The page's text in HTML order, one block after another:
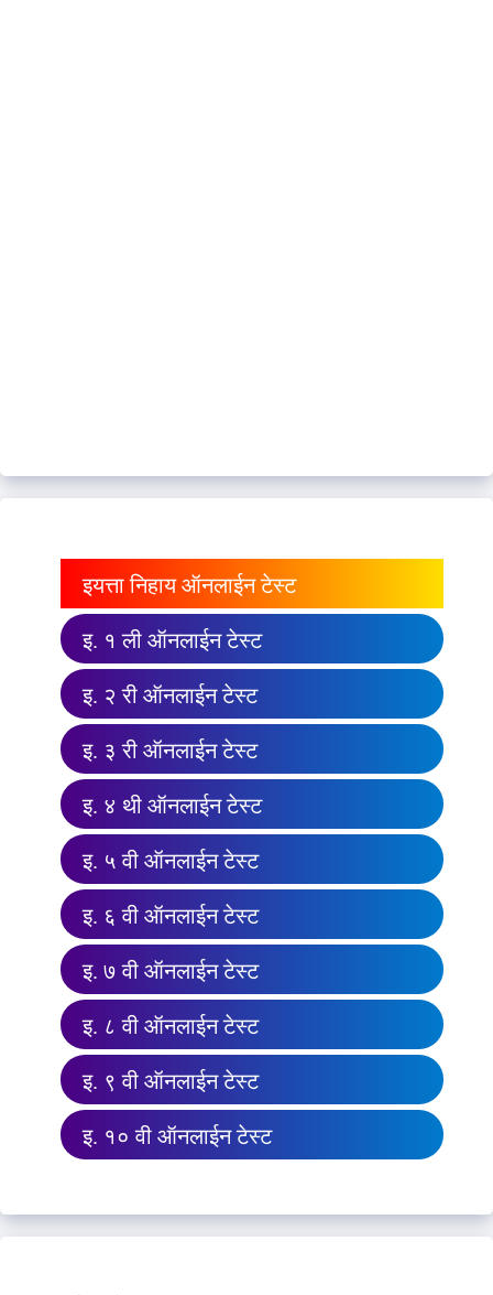
इयत्ता निहाय ऑनलाईन टेस्ट
इ. १ ली ऑनलाईन टेस्ट
इ. २ री ऑनलाईन टेस्ट
इ. ३ री ऑनलाईन टेस्ट
इ. ४ थी ऑनलाईन टेस्ट
इ. ५ वी ऑनलाईन टेस्ट
इ. ६ वी ऑनलाईन टेस्ट
इ. ७ वी ऑनलाईन टेस्ट
इ. ८ वी ऑनलाईन टेस्ट
इ. ९ वी ऑनलाईन टेस्ट
इ. १० वी ऑनलाईन टेस्ट